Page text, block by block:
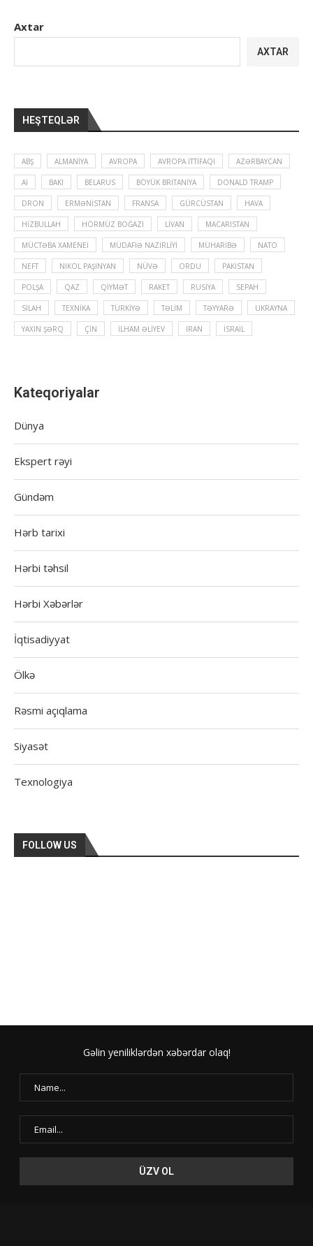
Axtar
AXTAR
HEŞTEQLƏR
ABŞ ALMANIYA AVROPA AVROPA İTTIFAQI AZƏRBAYCAN
Aİ BAKI BELARUS BÖYÜK BRITANIYA DONALD TRAMP
DRON ERMƏNISTAN FRANSA GÜRCÜSTAN HAVA
HIZBULLAH HÖRMÜZ BOĞAZI LIVAN MACARISTAN
MÜCTƏBA XAMENEI MÜDAFIƏ NAZIRLIYI MÜHARIBƏ NATO
NEFT NIKOL PAŞINYAN NÜVƏ ORDU PAKISTAN
POLŞA QAZ QIYMƏT RAKET RUSIYA SEPAH
SILAH TEXNIKA TÜRKIYƏ TƏLIM TƏYYARƏ UKRAYNA
YAXIN ŞƏRQ ÇIN İLHAM ƏLIYEV İRAN İSRAIL
Kateqoriyalar
Dünya
Ekspert rəyi
Gündəm
Hərb tarixi
Hərbi təhsil
Hərbi Xəbərlər
İqtisadiyyat
Ölkə
Rəsmi açıqlama
Siyasət
Texnologiya
FOLLOW US
Gəlin yeniliklərdən xəbərdar olaq!